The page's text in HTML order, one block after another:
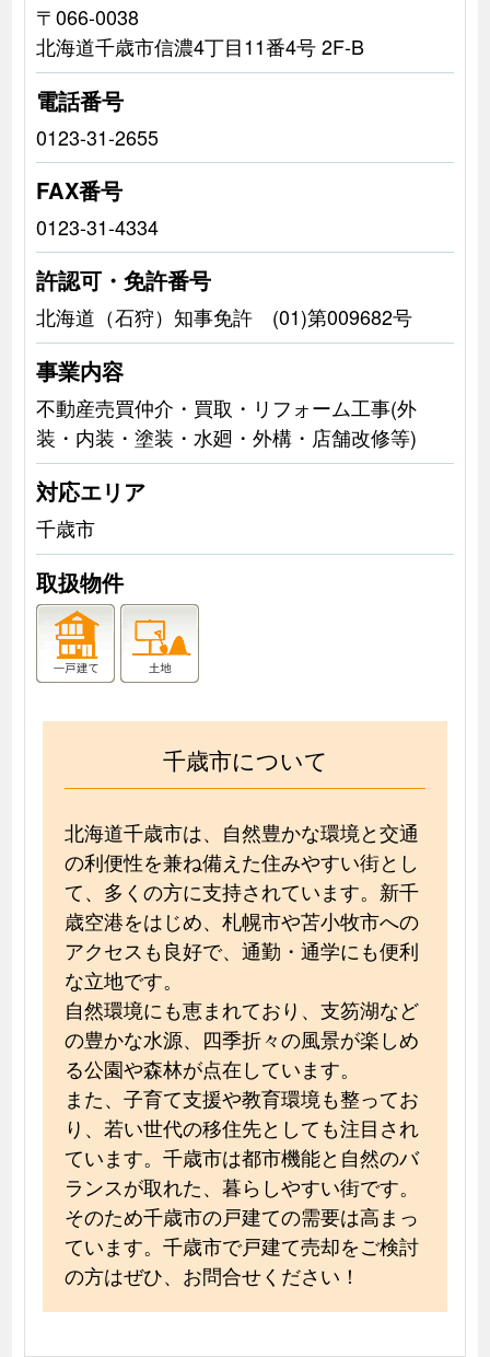
〒066-0038
北海道千歳市信濃4丁目11番4号 2F-B
電話番号
0123-31-2655
FAX番号
0123-31-4334
許認可・免許番号
北海道（石狩）知事免許 (01)第009682号
事業内容
不動産売買仲介・買取・リフォーム工事(外
装・内装・塗装・水廻・外構・店舗改修等)
対応エリア
千歳市
取扱物件
千歳市について
北海道千歳市は、自然豊かな環境と交通
の利便性を兼ね備えた住みやすい街とし
て、多くの方に支持されています。新千
歳空港をはじめ、札幌市や苫小牧市への
アクセスも良好で、通勤・通学にも便利
な立地です。
自然環境にも恵まれており、支笏湖など
の豊かな水源、四季折々の風景が楽しめ
る公園や森林が点在しています。
また、子育て支援や教育環境も整ってお
り、若い世代の移住先としても注目され
ています。千歳市は都市機能と自然のバ
ランスが取れた、暮らしやすい街です。
そのため千歳市の戸建ての需要は高まっ
ています。千歳市で戸建て売却をご検討
の方はぜひ、お問合せください！